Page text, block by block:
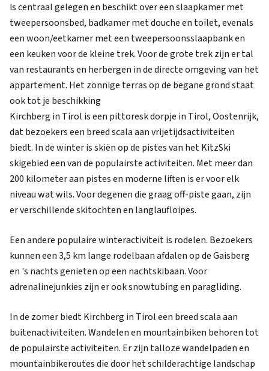
is centraal gelegen en beschikt over een slaapkamer met
tweepersoonsbed, badkamer met douche en toilet, evenals
een woon/eetkamer met een tweepersoonsslaapbank en
een keuken voor de kleine trek. Voor de grote trek zijn er tal
van restaurants en herbergen in de directe omgeving van het
appartement. Het zonnige terras op de begane grond staat
ook tot je beschikking
Kirchberg in Tirol is een pittoresk dorpje in Tirol, Oostenrijk,
dat bezoekers een breed scala aan vrijetijdsactiviteiten
biedt. In de winter is skiën op de pistes van het KitzSki
skigebied een van de populairste activiteiten. Met meer dan
200 kilometer aan pistes en moderne liften is er voor elk
niveau wat wils. Voor degenen die graag off-piste gaan, zijn
er verschillende skitochten en langlaufloipes.
Een andere populaire winteractiviteit is rodelen. Bezoekers
kunnen een 3,5 km lange rodelbaan afdalen op de Gaisberg
en 's nachts genieten op een nachtskibaan. Voor
adrenalinejunkies zijn er ook snowtubing en paragliding.
In de zomer biedt Kirchberg in Tirol een breed scala aan
buitenactiviteiten. Wandelen en mountainbiken behoren tot
de populairste activiteiten. Er zijn talloze wandelpaden en
mountainbikeroutes die door het schilderachtige landschap